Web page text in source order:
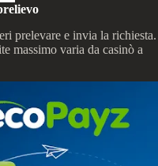
prelevare e invia la richiesta.
massimo varia da casinò a